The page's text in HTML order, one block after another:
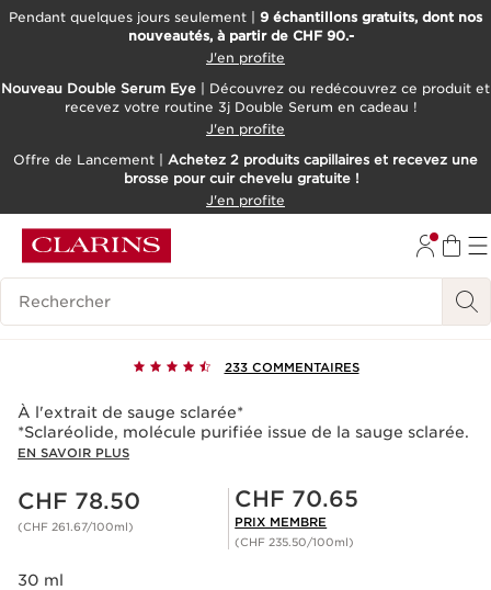
ALLER AU CONTENU
ALLER AU PIED DE PAGE
Pendant quelques jours seulement | 9 échantillons gratuits, dont nos
nouveautés, à partir de CHF 90.-
J'en profite
Nouveau Double Serum Eye | Découvrez ou redécouvrez ce produit et
recevez votre routine 3j Double Serum en cadeau !
J'en profite
Offre de Lancement | Achetez 2 produits capillaires et recevez une
brosse pour cuir chevelu gratuite !
J'en profite
Historique des recherchesHuile restructurante Calm-
Essentiel
233 COMMENTAIRES
À l'extrait de sauge sclarée*
*Sclaréolide, molécule purifiée issue de la sauge sclarée.
EN SAVOIR PLUS
Nouveau prix CHF 78.50
CHF 78.50
(CHF 261.67/100ml)
Prix Sérénité CHF 70.65
CHF 70.65
PRIX MEMBRE
(CHF 235.50/100ml)
30 ml